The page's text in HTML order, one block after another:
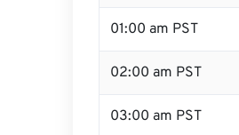
01:00 am PST
02:00 am PST
03:00 am PST